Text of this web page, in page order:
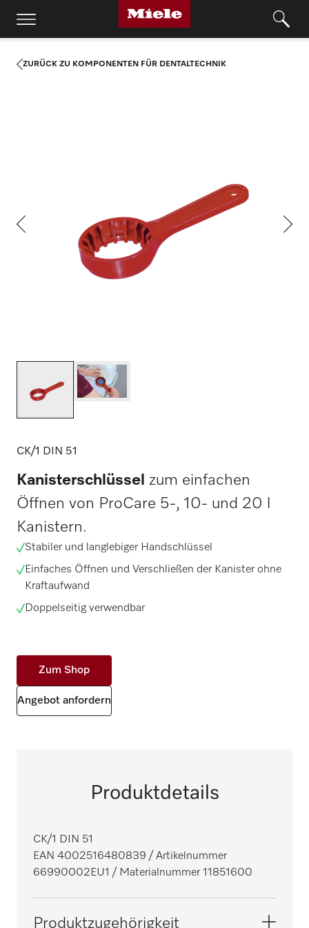
ZURÜCK ZU KOMPONENTEN FÜR DENTALTECHNIK
CK/1 DIN 51
Kanisterschlüssel zum einfachen
Öffnen von ProCare 5-, 10- und 20 l
Kanistern.
Stabiler und langlebiger Handschlüssel
Einfaches Öffnen und Verschließen der Kanister ohne
Kraftaufwand
Doppelseitig verwendbar
Zum Shop
Angebot anfordern
Produktdetails
CK/1 DIN 51
EAN 4002516480839 / Artikelnummer
66990002EU1 / Materialnummer 11851600
Produktzugehörigkeit